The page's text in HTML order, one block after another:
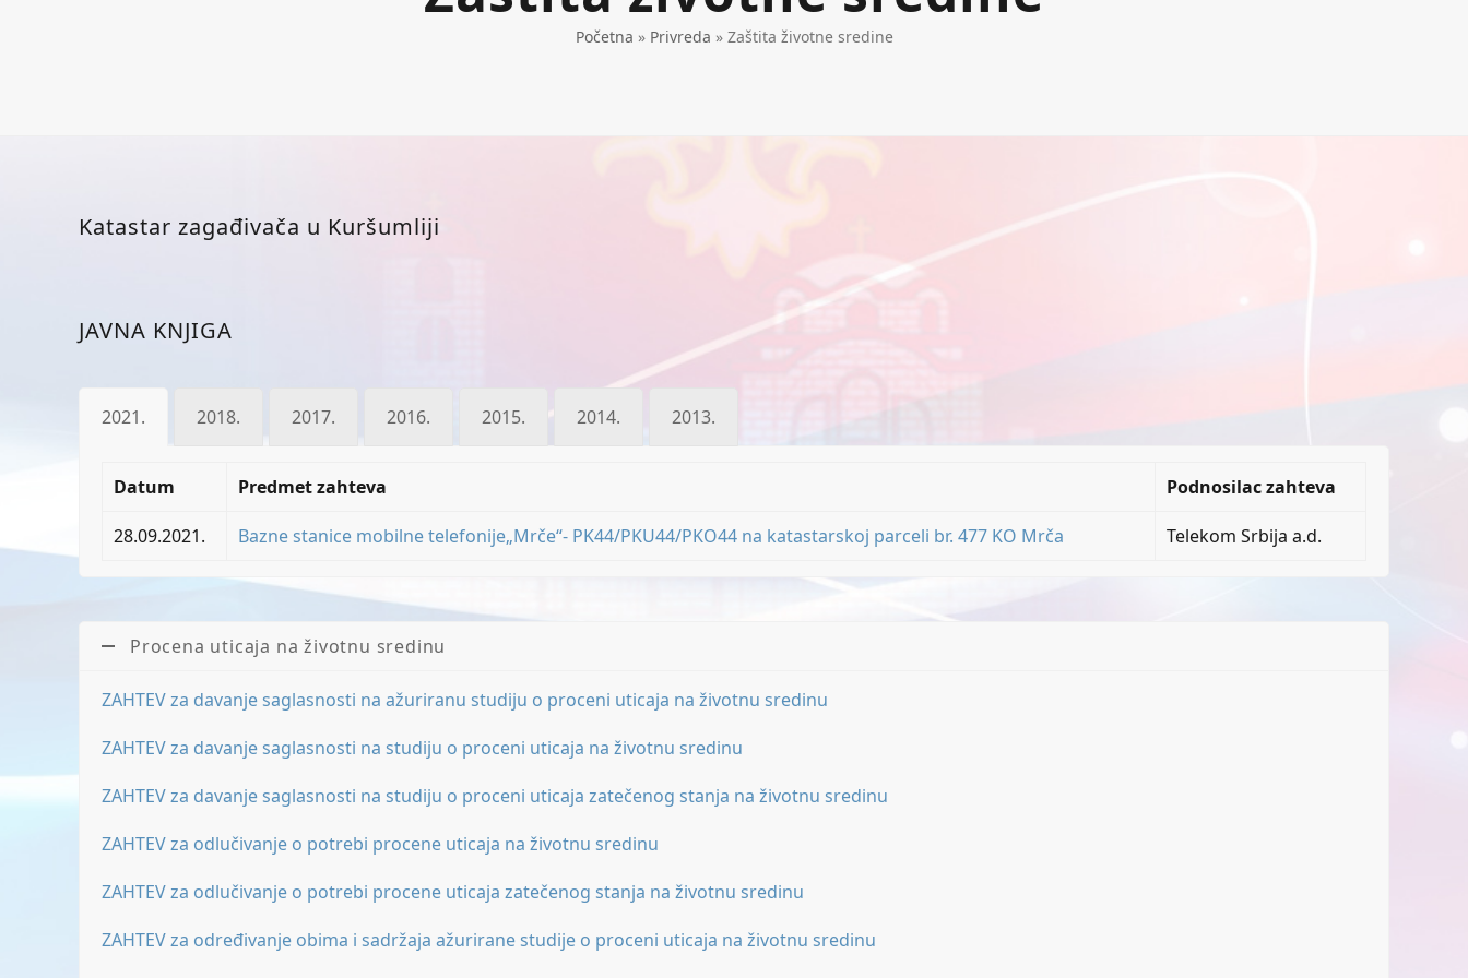
Početna » Privreda » Zaštita životne sredine
Katastar zagađivača u Kuršumliji
JAVNA KNJIGA
2021. 2018. 2017. 2016. 2015. 2014. 2013.
Datum Predmet zahteva Podnosilac zahteva
28.09.2021. Bazne stanice mobilne telefonije„Mrče“- PK44/PKU44/PKO44 na katastarskoj parceli br. 477 KO Mrča Telekom Srbija a.d.
Procena uticaja na životnu sredinu
ZAHTEV za davanje saglasnosti na ažuriranu studiju o proceni uticaja na životnu sredinu
ZAHTEV za davanje saglasnosti na studiju o proceni uticaja na životnu sredinu
ZAHTEV za davanje saglasnosti na studiju o proceni uticaja zatečenog stanja na životnu sredinu
ZAHTEV za odlučivanje o potrebi procene uticaja na životnu sredinu
ZAHTEV za odlučivanje o potrebi procene uticaja zatečenog stanja na životnu sredinu
ZAHTEV za određivanje obima i sadržaja ažurirane studije o proceni uticaja na životnu sredinu